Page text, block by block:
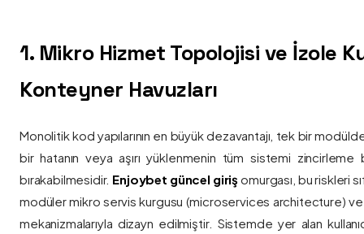
1. Mikro Hizmet Topolojisi ve İzole
Konteyner Havuzları
Monolitik kod yapılarının en büyük dezavantajı, tek bir
bir hatanın veya aşırı yüklenmenin tüm sistemi zincirleme
bırakabilmesidir. Enjoybet güncel giriş omurgası, bu riskleri
modüler mikro servis kurgusu (microservices architecture)
mekanizmalarıyla dizayn edilmiştir. Sistemde yer alan